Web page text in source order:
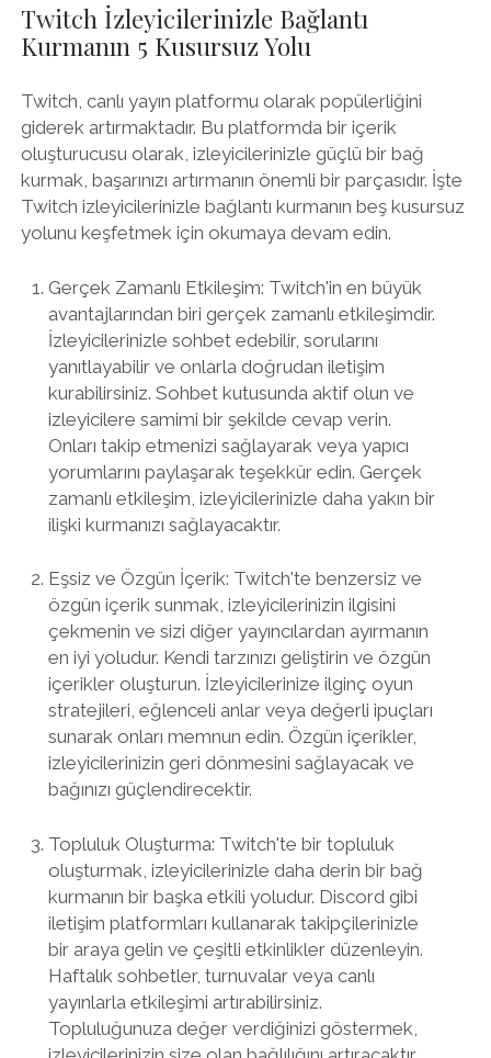
Twitch İzleyicilerinizle Bağlantı
Kurmanın 5 Kusursuz Yolu
Twitch, canlı yayın platformu olarak popülerliğini
giderek artırmaktadır. Bu platformda bir içerik
oluşturucusu olarak, izleyicilerinizle güçlü bir bağ
kurmak, başarınızı artırmanın önemli bir parçasıdır. İşte
Twitch izleyicilerinizle bağlantı kurmanın beş kusursuz
yolunu keşfetmek için okumaya devam edin.
Gerçek Zamanlı Etkileşim: Twitch'in en büyük
avantajlarından biri gerçek zamanlı etkileşimdir.
İzleyicilerinizle sohbet edebilir, sorularını
yanıtlayabilir ve onlarla doğrudan iletişim
kurabilirsiniz. Sohbet kutusunda aktif olun ve
izleyicilere samimi bir şekilde cevap verin.
Onları takip etmenizi sağlayarak veya yapıcı
yorumlarını paylaşarak teşekkür edin. Gerçek
zamanlı etkileşim, izleyicilerinizle daha yakın bir
ilişki kurmanızı sağlayacaktır.
Eşsiz ve Özgün İçerik: Twitch'te benzersiz ve
özgün içerik sunmak, izleyicilerinizin ilgisini
çekmenin ve sizi diğer yayıncılardan ayırmanın
en iyi yoludur. Kendi tarzınızı geliştirin ve özgün
içerikler oluşturun. İzleyicilerinize ilginç oyun
stratejileri, eğlenceli anlar veya değerli ipuçları
sunarak onları memnun edin. Özgün içerikler,
izleyicilerinizin geri dönmesini sağlayacak ve
bağınızı güçlendirecektir.
Topluluk Oluşturma: Twitch'te bir topluluk
oluşturmak, izleyicilerinizle daha derin bir bağ
kurmanın bir başka etkili yoludur. Discord gibi
iletişim platformları kullanarak takipçilerinizle
bir araya gelin ve çeşitli etkinlikler düzenleyin.
Haftalık sohbetler, turnuvalar veya canlı
yayınlarla etkileşimi artırabilirsiniz.
Topluluğunuza değer verdiğinizi göstermek,